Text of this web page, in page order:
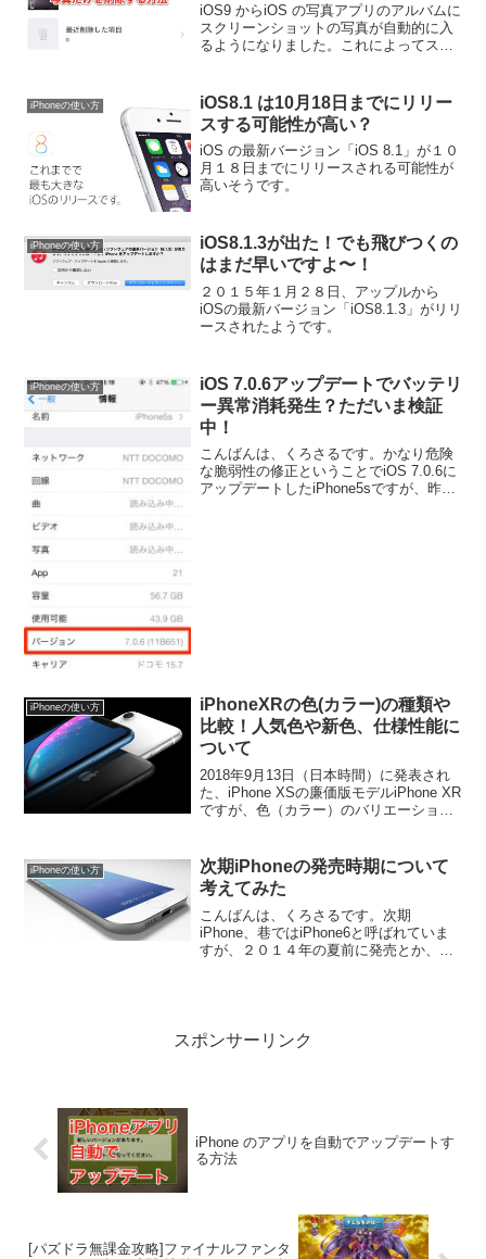
iOS9 からiOS の写真アプリのアルバムに
スクリーンショットの写真が自動的に入
るようになりました。これによってスク
iPhoneの使い方
iOS8.1 は10月18日までにリリー
スする可能性が高い？
iOS の最新バージョン「iOS 8.1」が１０
月１８日までにリリースされる可能性が
高いそうです。
iPhoneの使い方
iOS8.1.3が出た！でも飛びつくの
はまだ早いですよ〜！
２０１５年１月２８日、アップルから
iOSの最新バージョン「iOS8.1.3」がリリ
ースされたようです。
iPhoneの使い方
iOS 7.0.6アップデートでバッテリ
ー異常消耗発生？ただいま検証
中！
こんばんは、くろさるです。かなり危険
な脆弱性の修正ということでiOS 7.0.6に
アップデートしたiPhone5sですが、昨夜
iPhoneの使い方
iPhoneXRの色(カラー)の種類や
比較！人気色や新色、仕様性能に
ついて
2018年9月13日（日本時間）に発表され
た、iPhone XSの廉価版モデルiPhone XR
ですが、色（カラー）のバリエーション
iPhoneの使い方
次期iPhoneの発売時期について
考えてみた
こんばんは、くろさるです。次期
iPhone、巷ではiPhone6と呼ばれていま
すが、２０１４年の夏前に発売とか、秋
スポンサーリンク
iPhone のアプリを自動でアップデートす
る方法
[パズドラ無課金攻略]ファイナルファンタ